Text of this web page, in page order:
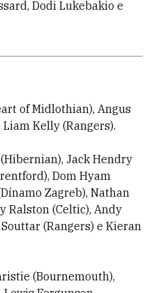
Dodi Lukebakio e
of Midlothian), Angus
Kelly (Rangers).
Jack Hendry
Dom Hyam
Zagreb), Nathan
Ralston (Celtic), Andy
(Rangers) e Kieran
(Bournemouth),